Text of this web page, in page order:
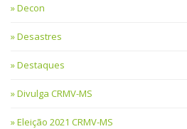
Decon
Desastres
Destaques
Divulga CRMV-MS
Eleição 2021 CRMV-MS